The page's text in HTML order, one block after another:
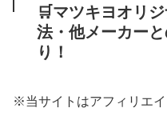
🛒マツキヨオリ
法・他メーカー
り！
※当サイトはアフィリエ